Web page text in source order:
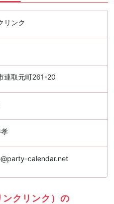
リンク
連取元町261-20
calendar.net
クリンク）の